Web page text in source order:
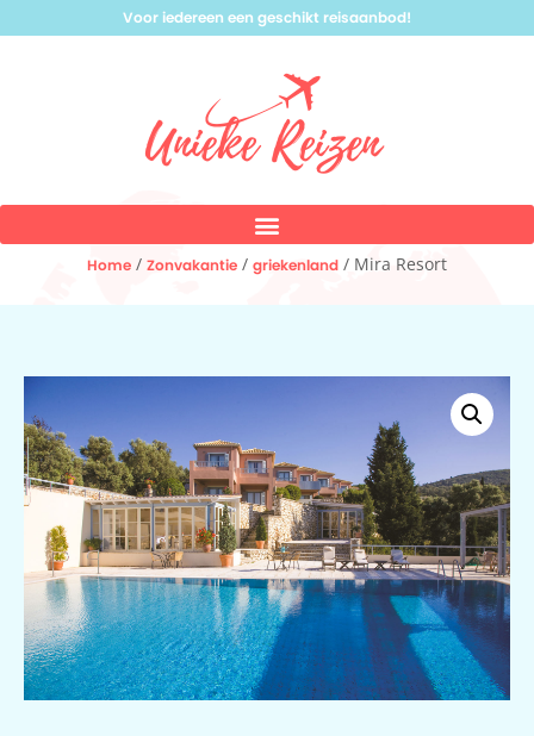
Voor iedereen een geschikt reisaanbod!
Home / Zonvakantie / griekenland / Mira Resort